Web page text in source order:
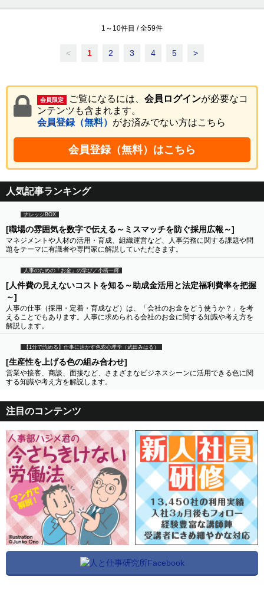
1 ～ 10件目 / 全59件
< 1 2 3 4 5 >
会員限定 ご覧になるには、 会員ログインが必要なコ
ンテンツも含まれます。
会員登録（無料） がお済みでない方はこちら
会員登録（無料）はこちら
人気記事ランキング
ナレッジBOX
[職場の雰囲気を数字で伝える～ミスマッチを防ぐ採用広報～]
マネジメントや人材の活用・育成、組織運営など、人事労務に関する課題や問
題をテーマに有識者や専門家に解説していただきます。
人事のための「お金」の学び／小橋一輝
[人件費の見えないコストを知る～助成金活用と法定福利費率を把握
～]
人事の仕事（採用・定着・育成など）は、「会社のお金をどう使うか？」を考
えることでもあります。人事に求められる会社のお金に関する知識や考え方を
解説します。
【1分で読める】仕事に活かす色彩心理学（武田みはる）
[生産性を上げる色の組み合わせ]
営業や接客、商談、面接など、さまざまなビジネスシーンに活用できる色に関
する知識や考え方を解説します。
注目のコンテンツ